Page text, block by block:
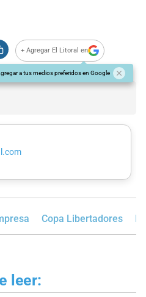
+ Agregar El Litoral en
a tus medios preferidos en Google
Copa Libertadores
leer: